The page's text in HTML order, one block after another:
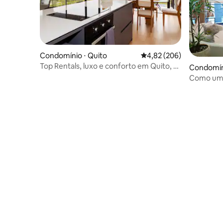
Condomínio ⋅ Quito 4,82 de uma avaliação
4,82 (206)
Top Rentals, luxo e conforto em Quito, 3
Como